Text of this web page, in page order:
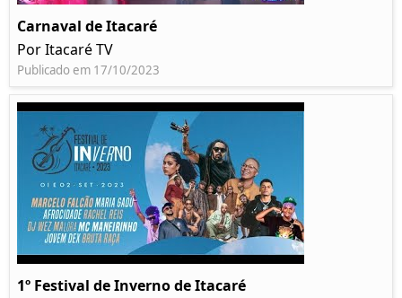
Carnaval de Itacaré
Por Itacaré TV
Publicado em 17/10/2023
1º Festival de Inverno de Itacaré